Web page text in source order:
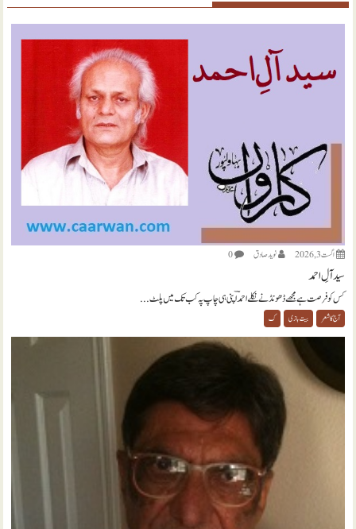
اگست 3, 2026 نويد صادق 0
سید آلِ احمد
کس کو فرصت ہے مجھے ڈھونڈنے نکلے احمدؔ اپنی ہی چاپ پہ کب تک میں پلٹ...
آج کا شعر بیت بازی ک